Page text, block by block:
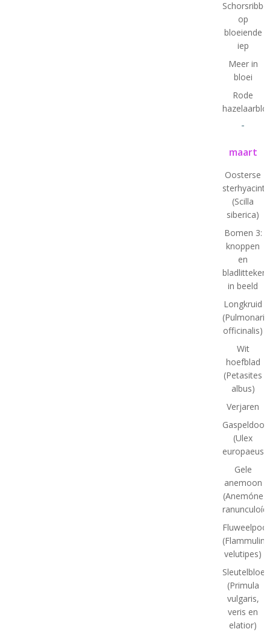
op
bloeiende
iep
Meer in
bloei
Rode
-
maart
Oosterse
sterhyacint
(Scilla
siberica)
Bomen 3:
knoppen
en
in beeld
Longkruid
(Pulmonaria
officinalis)
Wit
hoefblad
(Petasites
albus)
Verjaren
(Ulex
europaeus)
Gele
anemoon
(Anemóne
(Flammulina
velutipes)
(Primula
vulgaris,
veris en
elatior)